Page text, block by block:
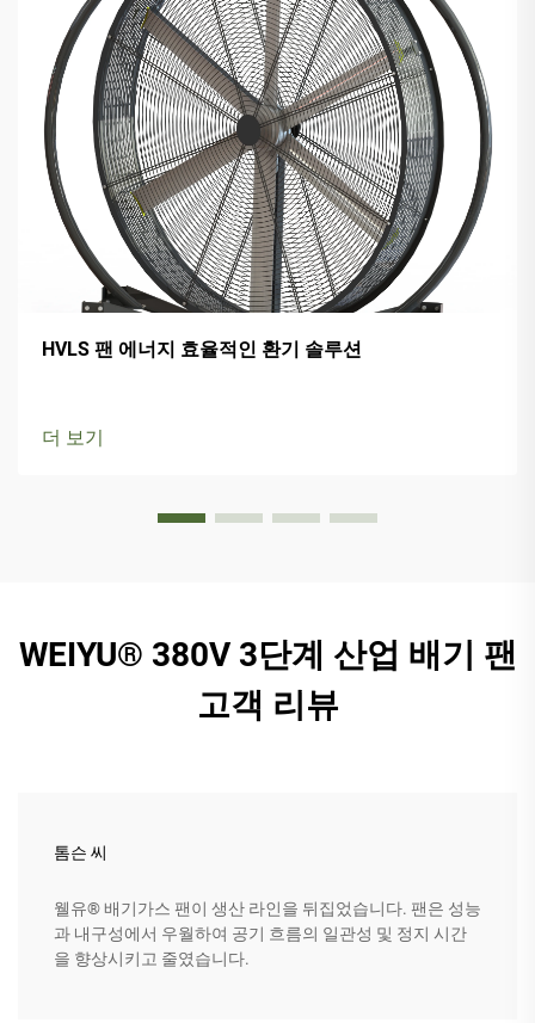
HVLS 팬 에너지 효율적인 환기 솔루션
더 보기
WEIYU® 380V 3단계 산업 배기 팬
고객 리뷰
톰슨 씨
웰유® 배기가스 팬이 생산 라인을 뒤집었습니다. 팬은 성능
과 내구성에서 우월하여 공기 흐름의 일관성 및 정지 시간
을 향상시키고 줄였습니다.